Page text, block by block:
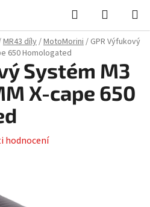
Hledat
KOŠÍK
MR43 díly/MotoMorini/ GPR Výfukový
650 Homologated
Systém M3
X-cape 650
hodnocení